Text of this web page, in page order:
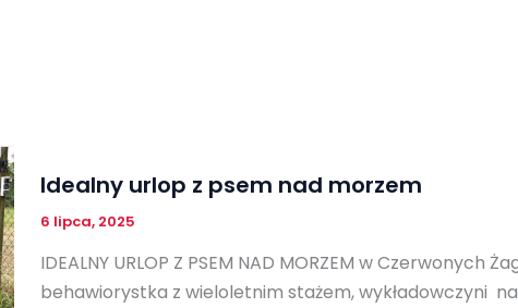
Idealny urlop z psem nad morzem
6 lipca, 2025
IDEALNY URLOP Z PSEM NAD MORZEM w
behawiorystka z wieloletnim stażem, wykładowczyni